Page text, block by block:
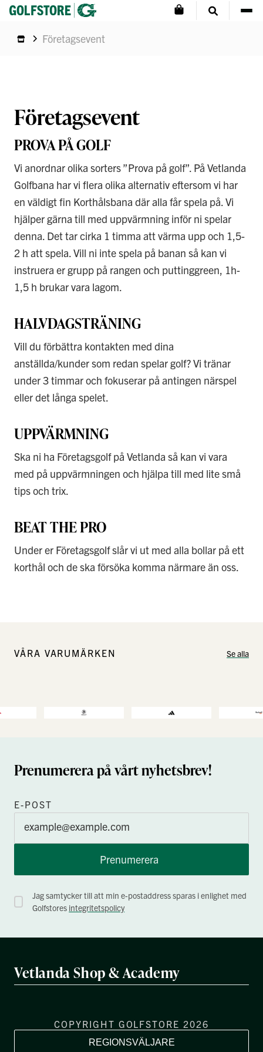
Företagsevent
Företagsevent
PROVA PÅ GOLF
Vi anordnar olika sorters ”Prova på golf”. På Vetlanda
Golfbana har vi flera olika alternativ eftersom vi har
en väldigt fin Korthålsbana där alla får spela på. Vi
hjälper gärna till med uppvärmning inför ni spelar
denna. Det tar cirka 1 timma att värma upp och 1,5-
2 h att spela. Vill ni inte spela på banan så kan vi
instruera er grupp på rangen och puttinggreen, 1h-
1,5 h brukar vara lagom.
HALVDAGSTRÄNING
Vill du förbättra kontakten med dina
anställda/kunder som redan spelar golf? Vi tränar
under 3 timmar och fokuserar på antingen närspel
eller det långa spelet.
UPPVÄRMNING
Ska ni ha Företagsgolf på Vetlanda så kan vi vara
med på uppvärmningen och hjälpa till med lite små
tips och trix.
BEAT THE PRO
Under er Företagsgolf slår vi ut med alla bollar på ett
korthål och de ska försöka komma närmare än oss.
VÅRA VARUMÄRKEN Se alla
Prenumerera på vårt nyhetsbrev!
E-POST
Prenumerera
Jag samtycker till att min e-postaddress sparas i enlighet med
Golfstores integritetspolicy
Vetlanda Shop & Academy
COPYRIGHT GOLFSTORE 2026
REGIONSVÄLJARE